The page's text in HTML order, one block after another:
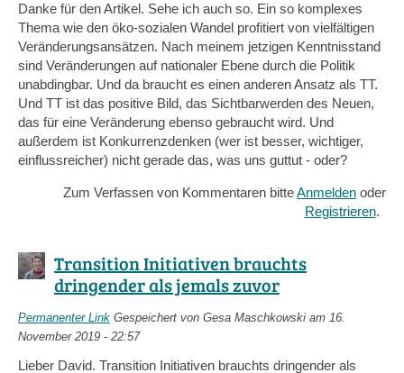
Danke für den Artikel. Sehe ich auch so. Ein so komplexes
Thema wie den öko-sozialen Wandel profitiert von vielfältigen
Veränderungsansätzen. Nach meinem jetzigen Kenntnisstand
sind Veränderungen auf nationaler Ebene durch die Politik
unabdingbar. Und da braucht es einen anderen Ansatz als TT.
Und TT ist das positive Bild, das Sichtbarwerden des Neuen,
das für eine Veränderung ebenso gebraucht wird. Und
außerdem ist Konkurrenzdenken (wer ist besser, wichtiger,
einflussreicher) nicht gerade das, was uns guttut - oder?
Zum Verfassen von Kommentaren bitteAnmelden oder
Registrieren.
Transition Initiativen brauchts
dringender als jemals zuvor
Permanenter Link Gespeichert von Gesa Maschkowski am 16.
November 2019 - 22:57
Lieber David. Transition Initiativen brauchts dringender als